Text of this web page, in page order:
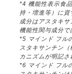
*4 機能性表示食
持・増進等）に
成分はアスタキ
機能性関与成分で
*5 マインド フル
スタキサンチン
カニズムが明記さ
*6 マインド フル